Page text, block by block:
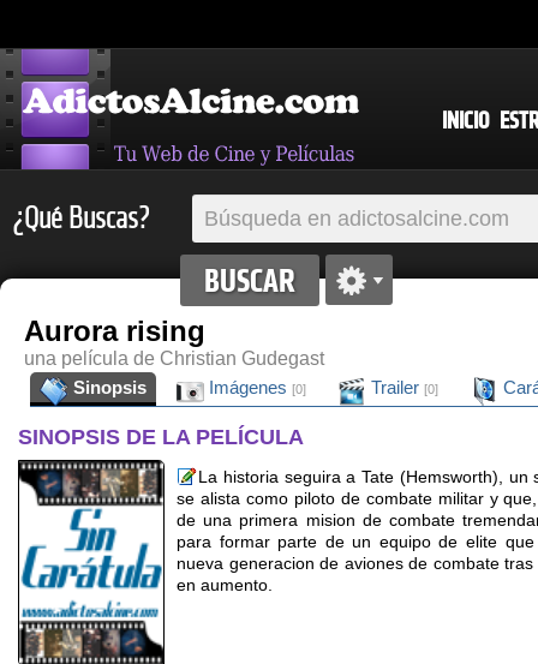
INICIO
¿Qué Buscas?
Aurora rising
una película de Christian Gudegast
Sinopsis
Imágenes [0] Trailer [0]
SINOPSIS DE LA PELÍCULA
La historia seguira a Tate (Hemsworth),
se alista como piloto de combate militar y
de una primera mision de combate
para formar parte de un equipo de elite
nueva generacion de aviones de combate
en aumento.